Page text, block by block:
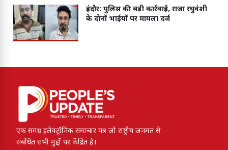
इंदौर: पुलिस की बड़ी कार्रवाई, राजा रघुवंशी
के दोनों भाईयों पर मामला दर्ज
एक समग्र इलेक्ट्रॉनिक समाचार पत्र जो राष्ट्रीय जनमत से
संबंधित सभी मुद्दों पर केंद्रित है।